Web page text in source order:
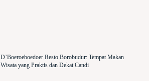
D’Boeroeboedoer Resto Borobudur: Tempat Makan
Wisata yang Praktis dan Dekat Candi